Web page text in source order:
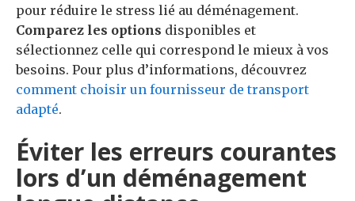
pour réduire le stress lié au déménagement.
Comparez les options disponibles et
sélectionnez celle qui correspond le mieux à vos
besoins. Pour plus d’informations, découvrez
comment choisir un fournisseur de transport
adapté.
Éviter les erreurs courantes
lors d’un déménagement